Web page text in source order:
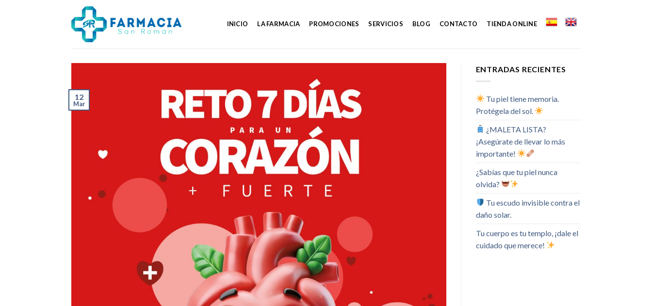
INICIO LA FARMACIA PROMOCIONES SERVICIOS BLOG CONTACTO TIENDA ONLINE
12
Mar
ENTRADAS RECIENTES
Tu piel tiene memoria.
Protégela del sol.
¿MALETA LISTA?
¡Asegúrate de llevar lo más
importante!
¿Sabías que tu piel nunca
olvida?
Tu escudo invisible contra el
daño solar.
Tu cuerpo es tu templo, ¡dale el
cuidado que merece!